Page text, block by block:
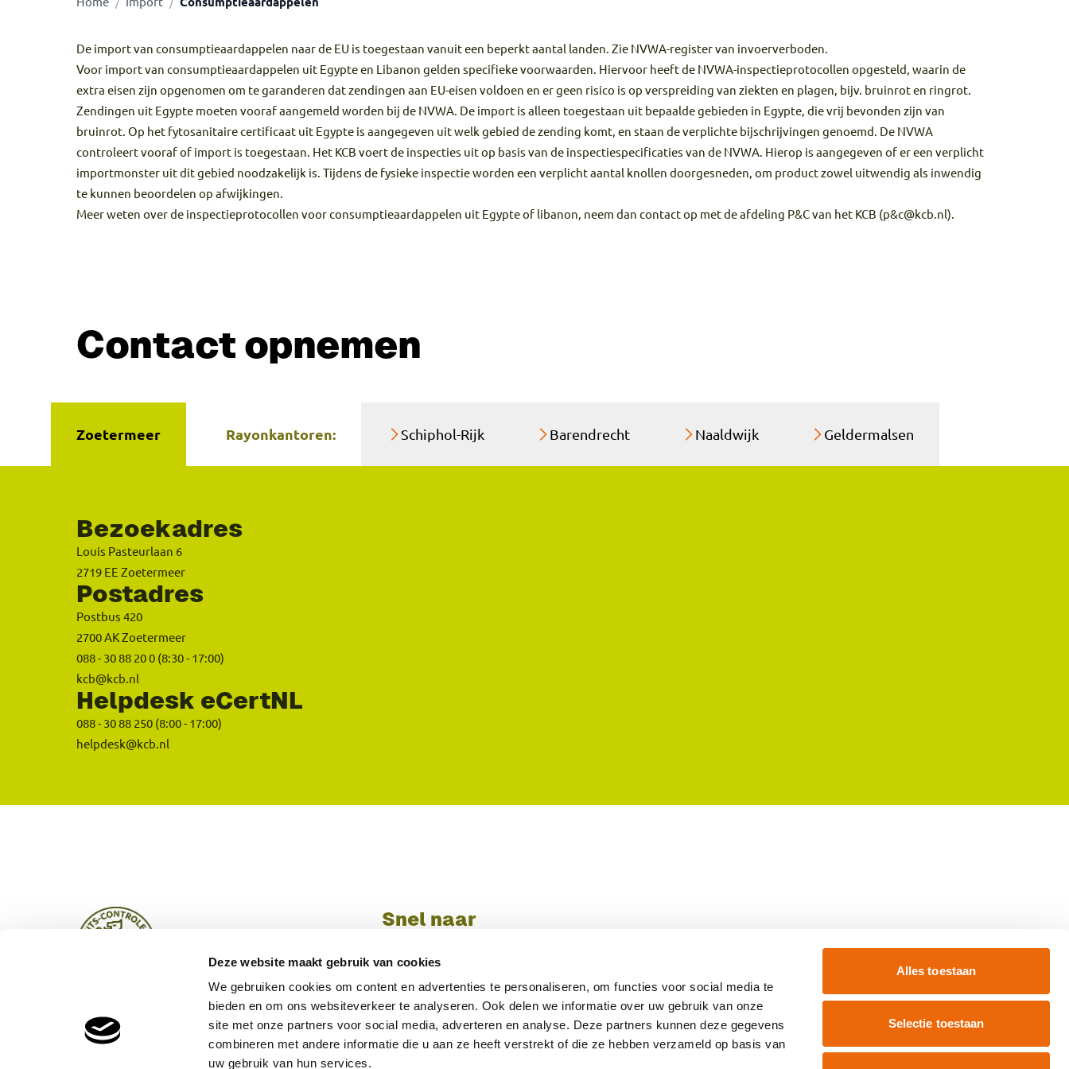
Deze website maakt gebruik van cookies
We gebruiken cookies om content en advertenties te personaliseren, om functies voor social media te
bieden en om ons websiteverkeer te analyseren. Ook delen we informatie over uw gebruik van onze
site met onze partners voor social media, adverteren en analyse. Deze partners kunnen deze gegevens
combineren met andere informatie die u aan ze heeft verstrekt of die ze hebben verzameld op basis van
uw gebruik van hun services.
Alles toestaan
Selectie toestaan
De import van consumptieaardappelen naar de EU is toegestaan vanuit een beperkt aantal landen. Zie NVWA-registervan invoerverboden.
Voor import van consumptieaardappelen uit Egypte en Libanon gelden specifieke voorwaarden. Hiervoor heeft de NVWA-inspectieprotocollen opgesteld, waarin de
extra eisen zijn opgenomen om te garanderen dat zendingen aan EU-eisen voldoen en er geen risico is op verspreiding van ziekten en plagen, bijv. bruinrot en ringrot.
Zendingen uit Egypte moeten vooraf aangemeld worden bij de NVWA. De import is alleen toegestaan uit bepaalde gebieden in Egypte, die vrij bevonden zijn van
bruinrot. Op het fytosanitaire certificaat uit Egypte is aangegeven uit welk gebied de zending komt, en staan de verplichte bijschrijvingen genoemd. De NVWA
controleert vooraf of import is toegestaan. Het KCB voert de inspecties uit op basis van de inspectiespecificaties van de NVWA. Hierop is aangegeven of er een verplicht
importmonster uit dit gebied noodzakelijk is. Tijdens de fysieke inspectie worden een verplicht aantal knollen doorgesneden, om product zowel uitwendig als inwendig
te kunnen beoordelen op afwijkingen.
Meer weten over de inspectieprotocollen voor consumptieaardappelen uit Egypte of libanon, neem dan contact op met de afdeling P&C van het KCB (p&c@kcb.nl).
Contact opnemen
Zoetermeer Rayonkantoren: Schiphol-Rijk Barendrecht Naaldwijk Geldermalsen
Bezoekadres
Louis Pasteurlaan 6
2719 EE Zoetermeer
Postadres
Postbus 420
2700 AK Zoetermeer
088 - 30 88 20 0 (8:30 - 17:00)
kcb@kcb.nl
Helpdesk eCertNL
088 - 30 88 250 (8:00 - 17:00)
helpdesk@kcb.nl
Snel naar
Export
Interne markt
Nieuws
Registreren bij het KCB